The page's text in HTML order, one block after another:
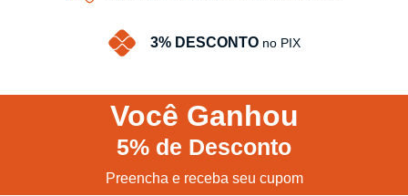
3% DESCONTO no PIX
Você Ganhou
5% de Desconto
Preencha e receba seu cupom